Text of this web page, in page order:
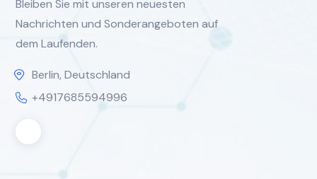
Bleiben Sie mit unseren neuesten
Nachrichten und Sonderangeboten auf
dem Laufenden.
Berlin, Deutschland
+4917685594996